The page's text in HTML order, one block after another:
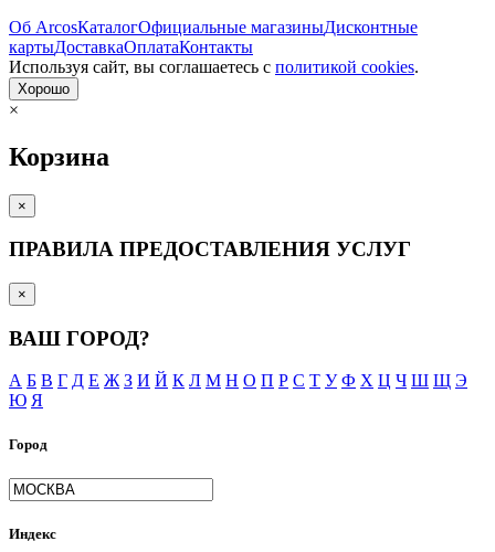
Об ArcosКаталогОфициальные магазиныДисконтные
картыДоставкаОплатаКонтакты
Используя сайт, вы согла­шаетесь с политикой cookies.
Хорошо
×
Корзина
×
ПРАВИЛА ПРЕДОСТАВЛЕНИЯ УСЛУГ
×
ВАШ ГОРОД?
А Б В Г Д Е Ж З И Й К Л М Н О П Р С Т У Ф Х Ц Ч Ш Щ Э
Ю Я
Город
Индекс